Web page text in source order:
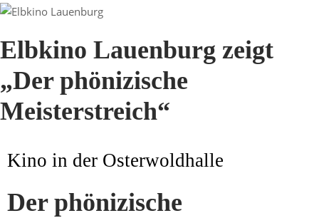
Elbkino Lauenburg zeigt
„Der phönizische
Meisterstreich“
Kino in der Osterwoldhalle
Der phönizische